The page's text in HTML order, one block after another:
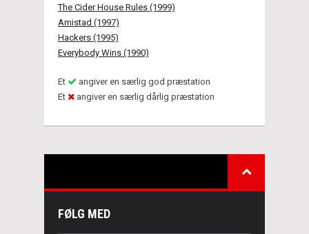
The Cider House Rules (1999)
Amistad (1997)
Hackers (1995)
Everybody Wins (1990)
Et
angiver en særlig god præstation
Et
angiver en særlig dårlig præstation
FØLG MED